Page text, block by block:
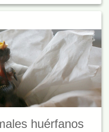
huérfanos